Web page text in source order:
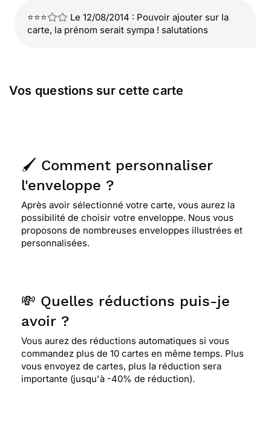
⭐⭐⭐
Le 12/08/2014 : Pouvoir ajouter sur la
carte, la prénom serait sympa ! salutations
Vos questions sur cette carte
🖌️ Comment personnaliser
l'enveloppe ?
Après avoir sélectionné votre carte, vous aurez la
possibilité de choisir votre enveloppe. Nous vous
proposons de nombreuses enveloppes illustrées et
personnalisées.
💸 Quelles réductions puis-je
avoir ?
Vous aurez des réductions automatiques si vous
commandez plus de 10 cartes en même temps. Plus
vous envoyez de cartes, plus la réduction sera
importante (jusqu'à -40% de réduction).